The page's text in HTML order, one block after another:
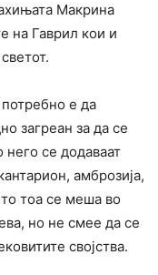
Макрина
на Гаврил кои и
потребно е да
загреан за да се
него се додаваат
амброзија,
тоа се меша во
но не смее да се
својства.